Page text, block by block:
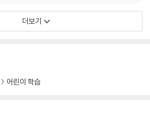
더보기
어린이 학습